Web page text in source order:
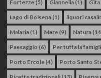
Fortezze (5) Giannella (1)
Lago di Bolsena (1) liquori
Malaria (1) Mare (9) Natura
Paesaggio (6) Per tutta la
Porto Ercole (4) Porto Santo